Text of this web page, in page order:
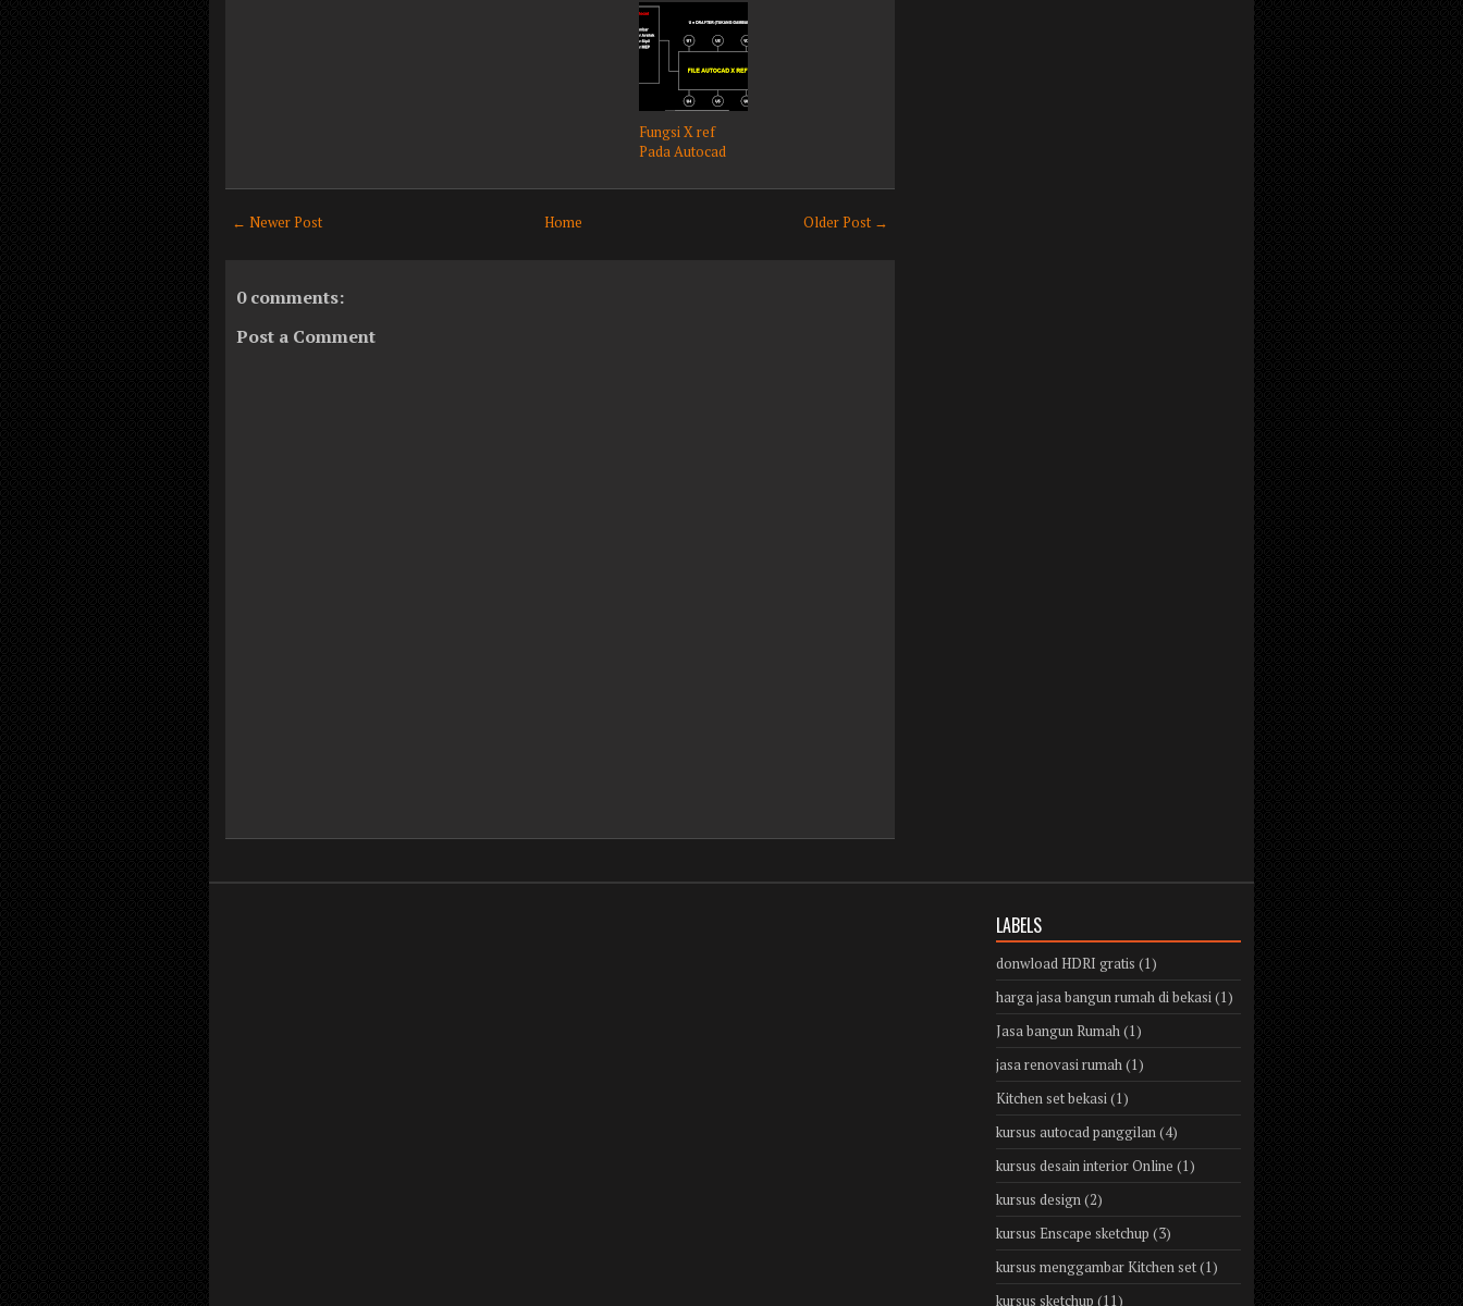
Fungsi X ref
Pada Autocad
← Newer Post Older Post →
Home
0 comments:
Post a Comment
LABELS
donwload HDRI gratis (1)
harga jasa bangun rumah di bekasi (1)
Jasa bangun Rumah (1)
jasa renovasi rumah (1)
Kitchen set bekasi (1)
kursus autocad panggilan (4)
kursus desain interior Online (1)
kursus design (2)
kursus Enscape sketchup (3)
kursus menggambar Kitchen set(1)
kursus sketchup (11)